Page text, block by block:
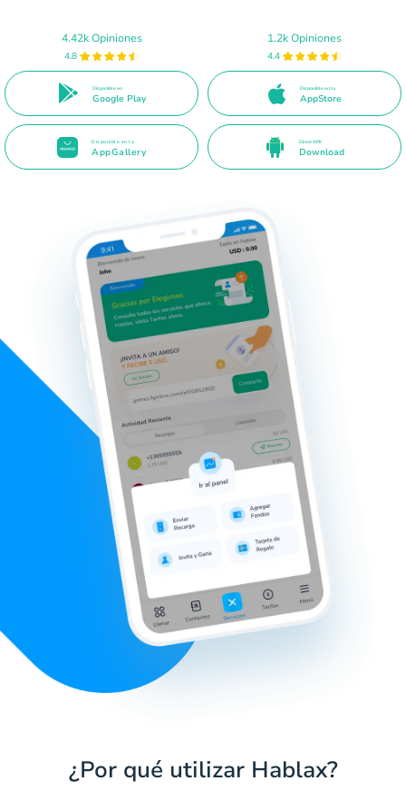
4.42k Opiniones
4.8
Disponible en
Google Play
1.2k Opiniones
4.4
Disponible en la
AppStore
Disponible en la
AppGallery
Direct APK
Download
¿Por qué utilizar Hablax?